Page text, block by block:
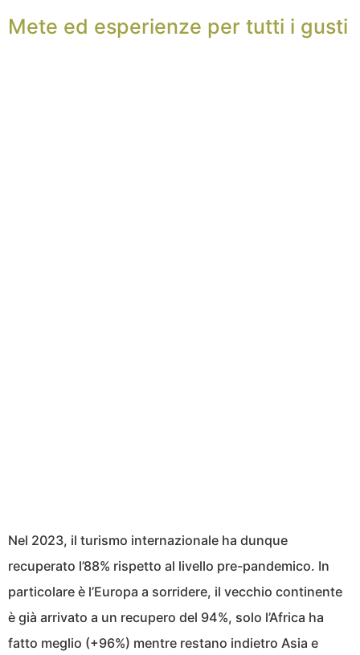
Mete ed esperienze per tutti i gusti
Nel 2023, il turismo internazionale ha dunque
recuperato l’88% rispetto al livello pre-pandemico. In
particolare è l’Europa a sorridere, il vecchio continente
è già arrivato a un recupero del 94%, solo l’Africa ha
fatto meglio (+96%) mentre restano indietro Asia e